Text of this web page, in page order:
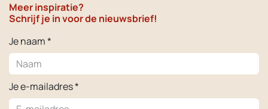
Meer inspiratie?
Schrijf je in voor de nieuwsbrief!
Je naam *
Je e-mailadres *